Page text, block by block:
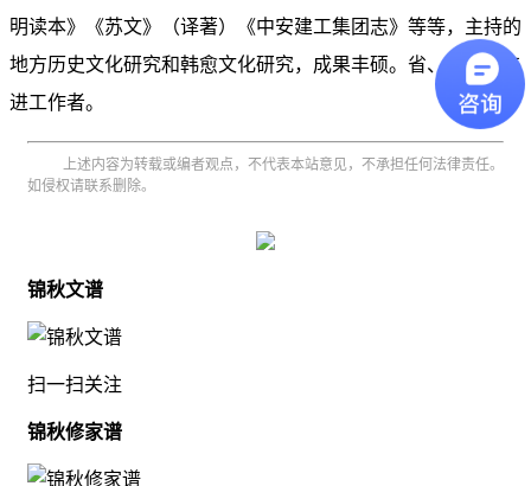
明读本》《苏文》（译著）《中安建工集团志》等等，主持的
地方历史文化研究和韩愈文化研究，成果丰硕。省、市、县先
进工作者。
上述内容为转载或编者观点，不代表本站意见，不承担任何法律责任。
如侵权请联系删除。
锦秋文谱
扫一扫关注
锦秋修家谱